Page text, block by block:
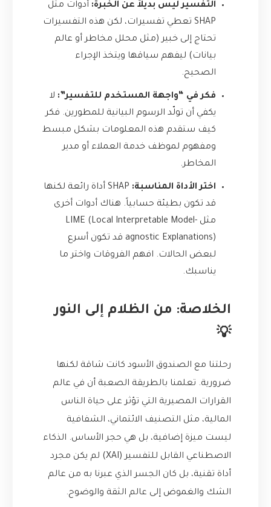
التفسير ليس بديلاً عن الخبرة: أدوات مثل
SHAP تعطي تفسيرات، لكن هذه التفسيرات
تحتاج إلى خبير (مثل محلل مخاطر أو عالم
بيانات) ليفهم سياقها ويتخذ الإجراء
الصحيح.
فكر في “واجهة المستخدم للتفسير”: لا
يكفي أن تولّد الرسوم البيانية للمطورين. فكر
كيف ستقدم هذه المعلومات بشكل مبسط
ومفهوم لموظف خدمة العملاء أو مدير
المخاطر.
اختر الأداة المناسبة:
SHAP أداة رائعة لكنها
قد تكون بطيئة حسابياً. هناك أدوات أخرى
مثل LIME (Local Interpretable Model-
agnostic Explanations) قد تكون أسرع
لبعض الحالات. افهم الفروقات واختر ما
يناسبك.
الخلاصة: من الظلام إلى النور
💡
رحلتنا مع الصندوق الأسود كانت شاقة لكنها
ضرورية. تعلمنا بالطريقة الصعبة أن في عالم
القرارات المصيرية التي تؤثر على حياة الناس
المالية، مثل التصنيف الائتماني، الشفافية
ليست ميزة إضافية، بل هي حجر الأساس. الذكاء
الاصطناعي القابل للتفسير (XAI) لم يكن مجرد
أداة تقنية، بل كان الجسر الذي عبرنا به من عالم
الشك والغموض إلى عالم الثقة والوضوح.